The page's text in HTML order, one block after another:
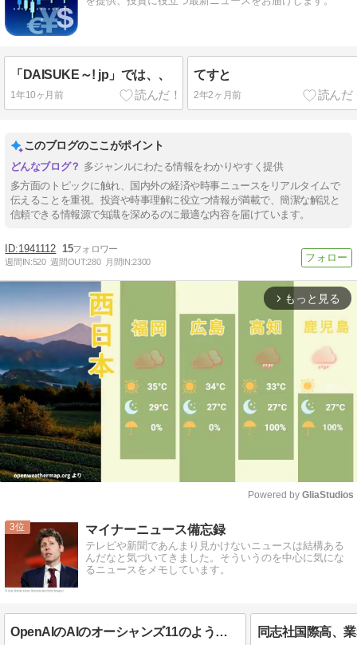
「DAISUKE～! jp」では、、
1年10ヶ月前
てすと
2年2ヶ月前
このブログのここがポイント
多ジャンルにわたる情報をわかりやすく提供
多方面のトピックに触れ、国内外の経済や時事ニュースをリアルタイムで
伝えることを重視。投資や時事理解に役立つ情報が満載で、簡潔な解説と
信頼できる情報源で知識を深めるのに最適な内容を届けています。
1941112 15
週間IN:520 週間OUT:280 月間IN:2300
arrow_forward_ios もっと見る
Powered by GliaStudios
3 マイナーニュース備忘録
テレビや新聞であんまり見かけないニュースは結構ある
んだなと気づいてきました。そういうのを中心に気にな
るニュースをメモしています。
OpenAIのAIのオーシャンズ11のようなシステム不正侵入